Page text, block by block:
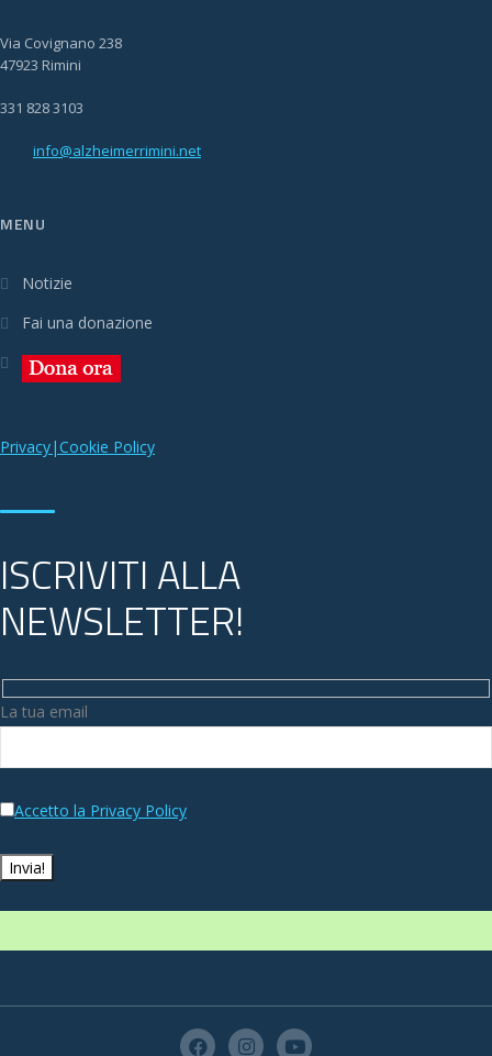
Via Covignano 238
47923 Rimini
331 828 3103
info@alzheimerrimini.net
MENU
Notizie
Fai una donazione
Privacy|Cookie Policy
ISCRIVITI ALLA
NEWSLETTER!
La tua email
Accetto la Privacy Policy